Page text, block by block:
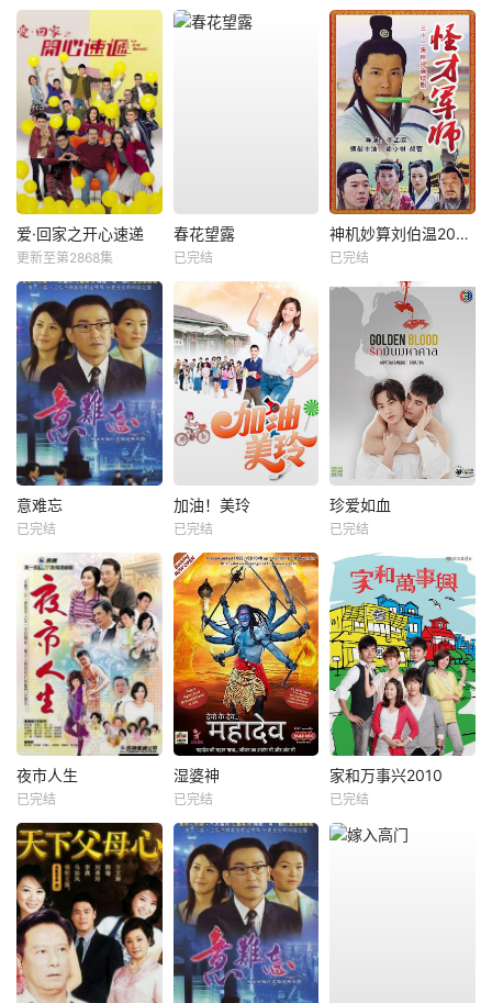
爱·回家之开心速递
更新至第2868集
春花望露
已完结
神机妙算刘伯温2006
已完结
意难忘
已完结
加油！美玲
已完结
珍爱如血
已完结
夜市人生
已完结
湿婆神
已完结
家和万事兴2010
已完结